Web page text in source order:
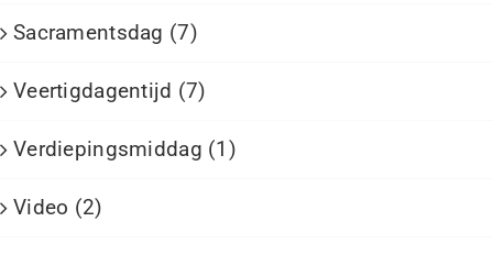
Sacramentsdag (7)
Veertigdagentijd (7)
Verdiepingsmiddag (1)
Video (2)